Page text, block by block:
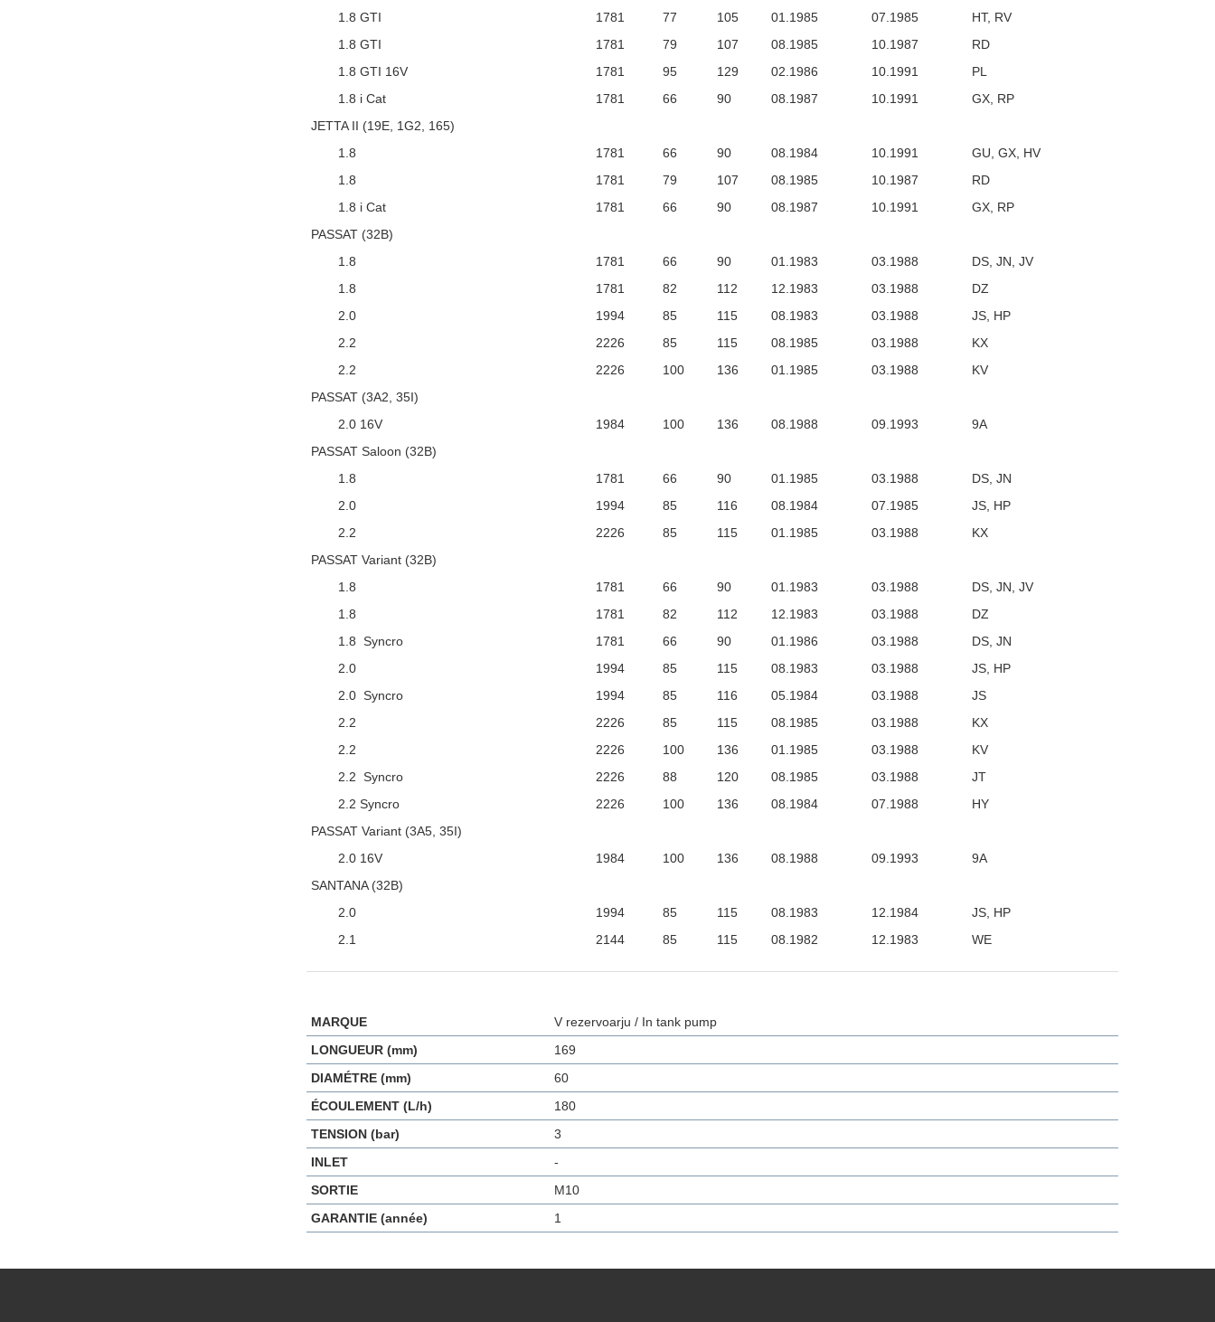
1.8 GTI
1781 77 105 01.1985 07.1985
HT, RV
1.8 GTI
1781 79 107 08.1985 10.1987
RD
1.8 GTI 16V
1781 95 129 02.1986 10.1991
PL
1.8 i Cat
1781 66 90 08.1987 10.1991
GX, RP
JETTA II (19E, 1G2, 165)
1.8
1781 66 90 08.1984 10.1991
GU, GX, HV
1.8
1781 79 107 08.1985 10.1987
RD
1.8 i Cat
1781 66 90 08.1987 10.1991
GX, RP
PASSAT (32B)
1.8
1781 66 90 01.1983 03.1988
DS, JN, JV
1.8
1781 82 112 12.1983 03.1988
DZ
2.0
1994 85 115 08.1983 03.1988
JS, HP
2.2
2226 85 115 08.1985 03.1988
KX
2.2
2226 100 136 01.1985 03.1988
KV
PASSAT (3A2, 35I)
2.0 16V
1984 100 136 08.1988 09.1993
9A
PASSAT Saloon (32B)
1.8
1781 66 90 01.1985 03.1988
DS, JN
2.0
1994 85 116 08.1984 07.1985
JS, HP
2.2
2226 85 115 01.1985 03.1988
KX
PASSAT Variant (32B)
1.8
1781 66 90 01.1983 03.1988
DS, JN, JV
1.8
1781 82 112 12.1983 03.1988
DZ
1.8 Syncro
1781 66 90 01.1986 03.1988
DS, JN
2.0
1994 85 115 08.1983 03.1988
JS, HP
2.0 Syncro
1994 85 116 05.1984 03.1988
JS
2.2
2226 85 115 08.1985 03.1988
KX
2.2
2226 100 136 01.1985 03.1988
KV
2.2 Syncro
2226 88 120 08.1985 03.1988
JT
2.2 Syncro
2226 100 136 08.1984 07.1988
HY
PASSAT Variant (3A5, 35I)
2.0 16V
1984 100 136 08.1988 09.1993
9A
SANTANA (32B)
2.0
1994 85 115 08.1983 12.1984
JS, HP
2.1
2144 85 115 08.1982 12.1983 WE
MARQUE
V rezervoarju / In tank pump
LONGUEUR (mm)
169
DIAMÉTRE (mm)
60
ÉCOULEMENT (L/h)
180
TENSION (bar)
3
INLET
-
SORTIE
M10
GARANTIE (année)
1